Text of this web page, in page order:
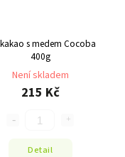
s medem Cocoba
400g
Není skladem
215 Kč
Detail